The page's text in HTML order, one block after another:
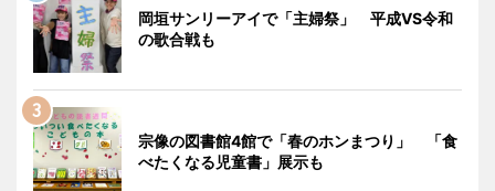
岡垣サンリーアイで「主婦祭」 平成VS令和
の歌合戦も
宗像の図書館4館で「春のホンまつり」 「食
べたくなる児童書」展示も